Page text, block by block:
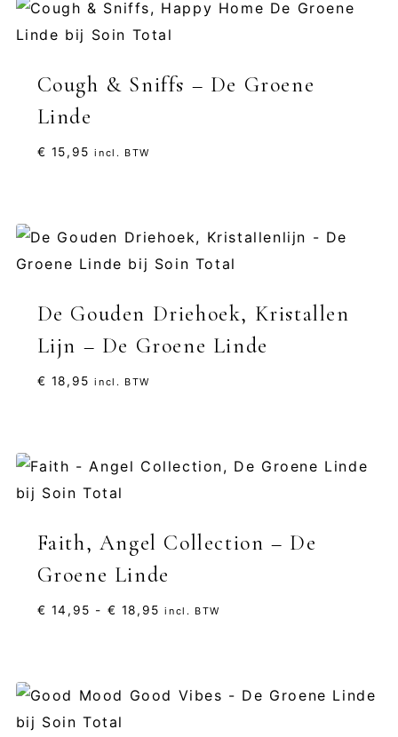
Cough & Sniffs – De Groene
Linde
€ 15,95 incl. BTW
De Gouden Driehoek, Kristallen
Lijn – De Groene Linde
€ 18,95 incl. BTW
Faith, Angel Collection – De
Groene Linde
€ 14,95 - € 18,95 Prijsklasse:
incl. BTW